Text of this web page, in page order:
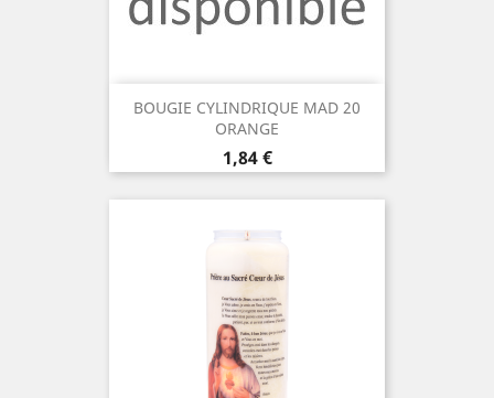
BOUGIE CYLINDRIQUE MAD 20
ORANGE
Prix
1,84 €